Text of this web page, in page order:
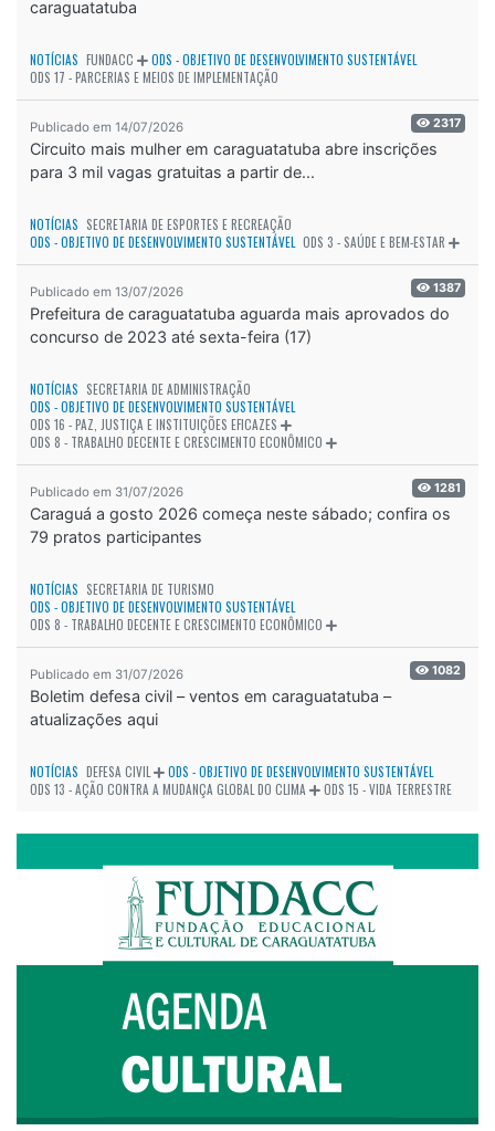
caraguatatuba
NOTÍCIAS FUNDACC
ODS - OBJETIVO DE DESENVOLVIMENTO SUSTENTÁVEL
ODS 17 - PARCERIAS E MEIOS DE IMPLEMENTAÇÃO
Publicado em 14/07/2026 2317
Circuito mais mulher em caraguatatuba abre inscrições
para 3 mil vagas gratuitas a partir de...
NOTÍCIAS SECRETARIA DE ESPORTES E RECREAÇÃO
ODS - OBJETIVO DE DESENVOLVIMENTO SUSTENTÁVEL ODS 3 - SAÚDE E BEM-ESTAR
Publicado em 13/07/2026 1387
Prefeitura de caraguatatuba aguarda mais aprovados do
concurso de 2023 até sexta-feira (17)
NOTÍCIAS SECRETARIA DE ADMINISTRAÇÃO
ODS - OBJETIVO DE DESENVOLVIMENTO SUSTENTÁVEL
ODS 16 - PAZ, JUSTIÇA E INSTITUIÇÕES EFICAZES
ODS 8 - TRABALHO DECENTE E CRESCIMENTO ECONÔMICO
Publicado em 31/07/2026 1281
Caraguá a gosto 2026 começa neste sábado; confira os
79 pratos participantes
NOTÍCIAS SECRETARIA DE TURISMO
ODS - OBJETIVO DE DESENVOLVIMENTO SUSTENTÁVEL
ODS 8 - TRABALHO DECENTE E CRESCIMENTO ECONÔMICO
Publicado em 31/07/2026 1082
Boletim defesa civil – ventos em caraguatatuba –
atualizações aqui
NOTÍCIAS DEFESA CIVIL
ODS - OBJETIVO DE DESENVOLVIMENTO SUSTENTÁVEL
ODS 13 - AÇÃO CONTRA A MUDANÇA GLOBAL DO CLIMA
ODS 15 - VIDA TERRESTRE